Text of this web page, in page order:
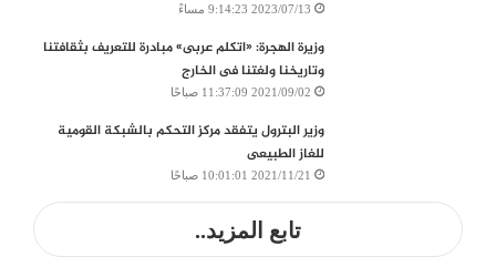
2023/07/13 9:14:23 مساءً
وزيرة الهجرة: «اتكلم عربى» مبادرة للتعريف بثقافتنا
وتاريخنا ولغتنا فى الخارج
2021/09/02 11:37:09 صباحًا
وزير البترول يتفقد مركز التحكم بالشبكة القومية
للغاز الطبيعى
2021/11/21 10:01:01 صباحًا
تابع المزيد..